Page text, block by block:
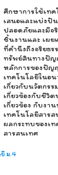
ศึกษาการใช้เท
เสนอและแบ่งปั
ปลอดภัยและมีจริ
ชิ้นงานและ เผย
ที่คำนึงถึงจริยธร
ทรัพย์สินทางปั
หลักการของปัญ
เทคโนโลยีในอ
เกี่ยวกับนวัตกร
เกี่ยวข้องกับชีวิ
เกี่ยวข้อง กับงา
เทคโนโลยีสารส
ผลกระทบของเ
สารสนเทศ
ม.4